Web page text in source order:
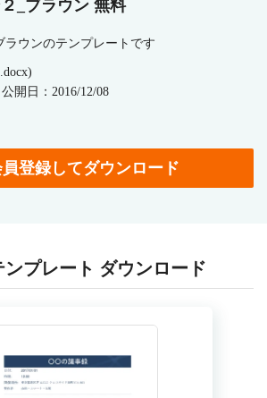
_ブラウン 無料
ラウンのテンプレートです
公開日：2016/12/08
登録してダウンロード
プレート ダウンロード